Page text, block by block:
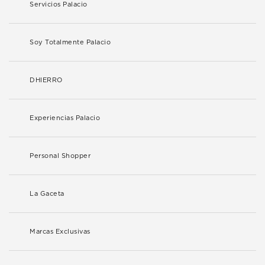
Servicios Palacio
Soy Totalmente Palacio
DHIERRO
Experiencias Palacio
Personal Shopper
La Gaceta
Marcas Exclusivas